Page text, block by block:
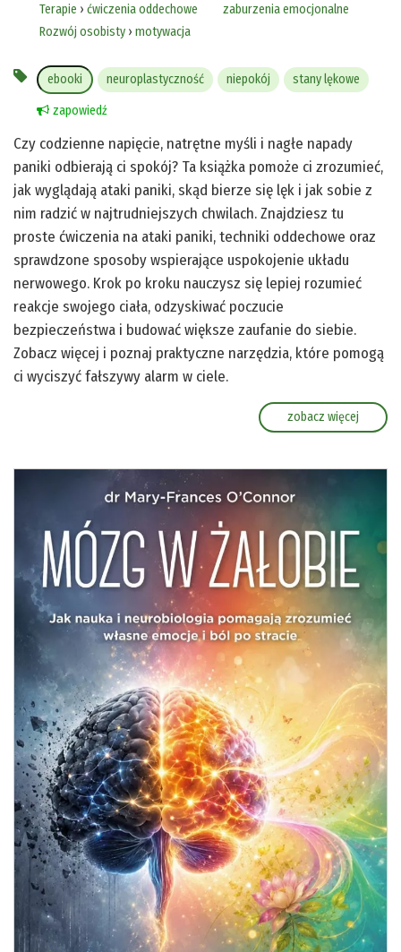
Terapie › ćwiczenia oddechowe
Rozwój osobisty › motywacja
zaburzenia emocjonalne
ebooki neuroplastyczność niepokój stany lękowe
zapowiedź
Czy codzienne napięcie, natrętne myśli i nagłe napady
paniki odbierają ci spokój? Ta książka pomoże ci zrozumieć,
jak wyglądają ataki paniki, skąd bierze się lęk i jak sobie z
nim radzić w najtrudniejszych chwilach. Znajdziesz tu
proste ćwiczenia na ataki paniki, techniki oddechowe oraz
sprawdzone sposoby wspierające uspokojenie układu
nerwowego. Krok po kroku nauczysz się lepiej rozumieć
reakcje swojego ciała, odzyskiwać poczucie
bezpieczeństwa i budować większe zaufanie do siebie.
Zobacz więcej i poznaj praktyczne narzędzia, które pomogą
ci wyciszyć fałszywy alarm w ciele.
zobacz więcej